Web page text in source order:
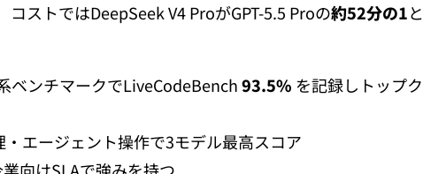
ストではDeepSeek V4 ProがGPT-5.5 Proの約52分の1と
ベンチマークでLiveCodeBench93.5% を記録しトップク
エージェント操作で3モデル最高スコア